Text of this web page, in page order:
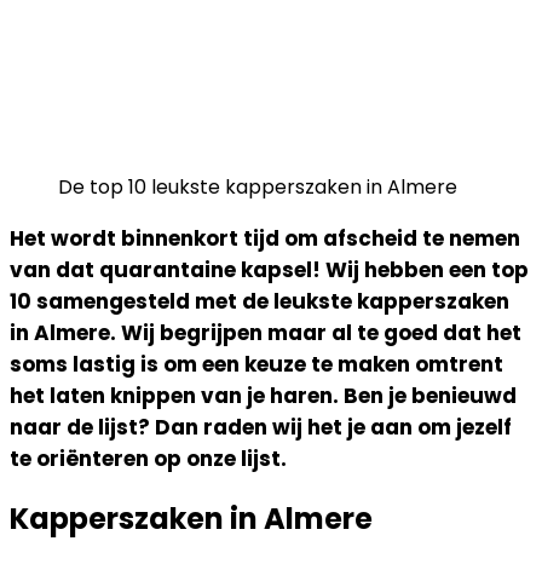
De top 10 leukste kapperszaken in Almere
Het wordt binnenkort tijd om afscheid te nemen
van dat quarantaine kapsel! Wij hebben een top
10 samengesteld met de leukste kapperszaken
in Almere. Wij begrijpen maar al te goed dat het
soms lastig is om een keuze te maken omtrent
het laten knippen van je haren. Ben je benieuwd
naar de lijst? Dan raden wij het je aan om jezelf
te oriënteren op onze lijst.
Kapperszaken in Almere